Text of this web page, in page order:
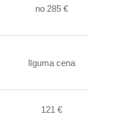
no 285 €
līguma cena
121 €